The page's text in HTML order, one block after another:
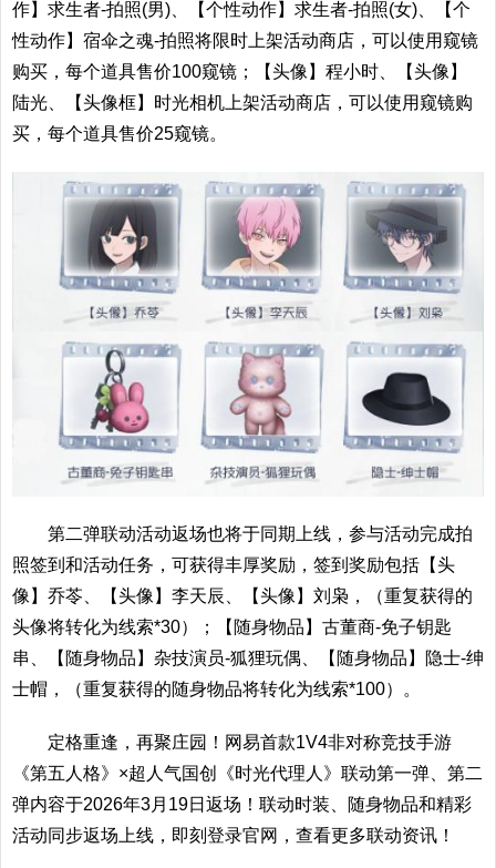
作】求生者-拍照(男)、【个性动作】求生者-拍照(女)、【个
性动作】宿伞之魂-拍照将限时上架活动商店，可以使用窥镜
购买，每个道具售价100窥镜；【头像】程小时、【头像】
陆光、【头像框】时光相机上架活动商店，可以使用窥镜购
买，每个道具售价25窥镜。
第二弹联动活动返场也将于同期上线，参与活动完成拍
照签到和活动任务，可获得丰厚奖励，签到奖励包括【头
像】乔苓、【头像】李天辰、【头像】刘枭，（重复获得的
头像将转化为线索*30）；【随身物品】古董商-免子钥匙
串、【随身物品】杂技演员-狐狸玩偶、【随身物品】隐士-绅
士帽，（重复获得的随身物品将转化为线索*100）。
定格重逢，再聚庄园！网易首款1V4非对称竞技手游
《第五人格》×超人气国创《时光代理人》联动第一弹、第二
弹内容于2026年3月19日返场！联动时装、随身物品和精彩
活动同步返场上线，即刻登录官网，查看更多联动资讯！